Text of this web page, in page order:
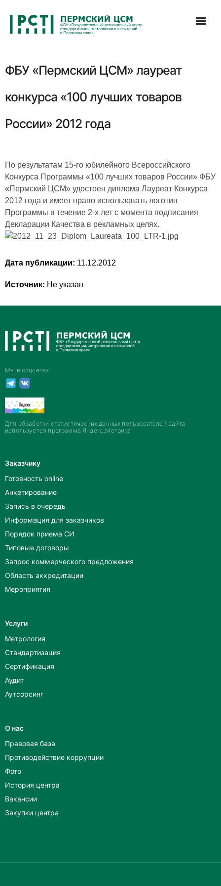
содержимому
ФБУ «Пермский ЦСМ» лауреат
конкурса «100 лучших товаров
России» 2012 года
По результатам 15-го юбилейного Всероссийского
Конкурса Программы «100 лучших товаров России» ФБУ
«Пермский ЦСМ» удостоен диплома Лауреат Конкурса
2012 года и имеет право использовать логотип
Программы в течение 2-х лет с момента подписания
Декларации Качества в рекламных целях.
Дата публикации: 11.12.2012
Источник: Не указан
Мы в соцсетях
Для обработки статистических данных пользователей сайта
используется программа Яндекс.Метрика
Заказчику
Готовность online
Анкетирование
Запись в очередь
Информация для заказчиков
Порядок приема СИ
Типовые договоры
Запрос коммерческого предложения
Область аккредитации
Мероприятия
Услуги
Метрология
Стандартизация
Сертификация
Аудит
Аутсорсинг
О нас
Правовая база
Противодействие коррупции
Фото
История центра
Вакансии
Закупки центра